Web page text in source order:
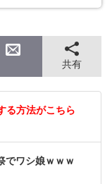
共有
る方法がこちら
でワシ娘ｗｗｗ